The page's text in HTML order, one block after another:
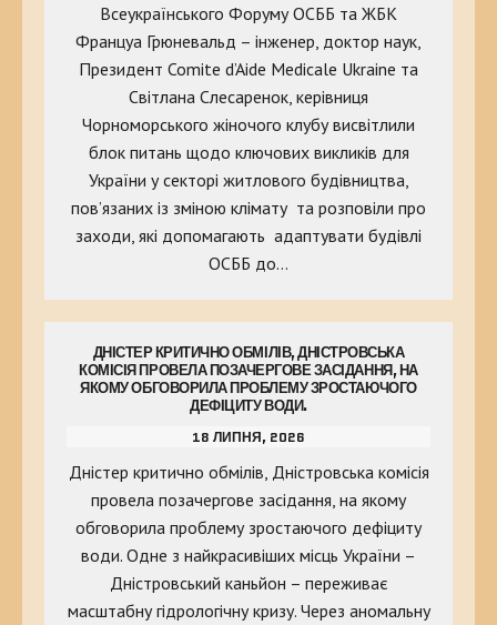
Всеукраїнського Форуму ОСББ та ЖБК
Француа Грюневальд – інженер, доктор наук,
Президент Comite d’Aide Medicale Ukraine та
Світлана Слесаренок, керівниця
Чорноморського жіночого клубу висвітлили
блок питань щодо ключових викликів для
України у секторі житлового будівництва,
пов’язаних із зміною клімату та розповіли про
заходи, які допомагають адаптувати будівлі
ОСББ до…
ДНІСТЕР КРИТИЧНО ОБМІЛІВ, ДНІСТРОВСЬКА
КОМІСІЯ ПРОВЕЛА ПОЗАЧЕРГОВЕ ЗАСІДАННЯ, НА
ЯКОМУ ОБГОВОРИЛА ПРОБЛЕМУ ЗРОСТАЮЧОГО
ДЕФІЦИТУ ВОДИ.
18 ЛИПНЯ, 2026
Дністер критично обмілів, Дністровська комісія
провела позачергове засідання, на якому
обговорила проблему зростаючого дефіциту
води. Одне з найкрасивіших місць України –
Дністровський каньйон – переживає
масштабну гідрологічну кризу. Через аномальну